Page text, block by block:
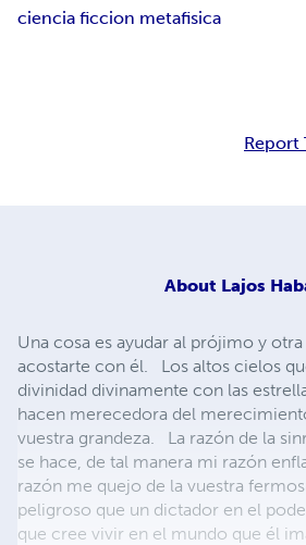
ciencia ficcion metafisica
Report
About Lajos
Una cosa es ayudar al prójimo y
acostarte con él. Los altos cielos
divinidad divinamente con las
hacen merecedora del
vuestra grandeza. La razón de la
se hace, de tal manera mi razón
razón me quejo de la vuestra
peligroso que un dictador en el
que cree vivir en el mundo que él